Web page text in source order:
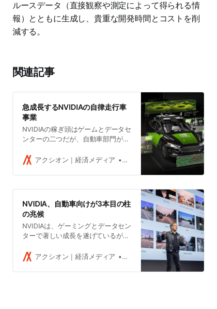
ルースデータ（直接観察や測定によって得られる情
報）とともに生成し、貴重な開発時間とコストを削
減する。
関連記事
急成長するNVIDIAの自律走行車
事業
NVIDIAの稼ぎ頭はゲームとデータセ
ンターの二つだが、自動車部門が3
業や完成車メーカー、EVメーカーは
ためNVIDIAに依存している。
アクシオン｜経済メディア 吉田拓史
NVIDIA、自動車向けが3本目の柱
の兆候
NVIDIAは、ゲーミングとデータセン
ターで著しい成長を遂げているが、
が自立走行車の実現に向けてNVIDIA
なりつつある。
アクシオン｜経済メディア 吉田拓史